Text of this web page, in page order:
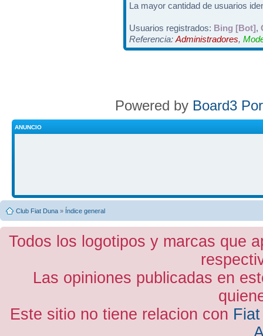
La mayor cantidad de usuarios
Usuarios registrados: Bing [Bot] ,
Referencia: Administradores,
Powered by Board3
ANUNCIO
Club Fiat Duna » Índice general
Todos los logotipos y marcas que
Las opiniones publicadas en
Este sitio no tiene relacion con